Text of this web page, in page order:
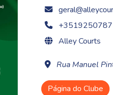
Alley Courts
Rua Manuel
Página do Clube